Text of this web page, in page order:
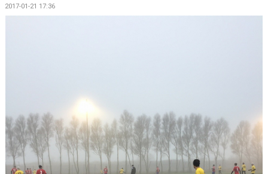
KONTAKT
2017-01-21 17:36